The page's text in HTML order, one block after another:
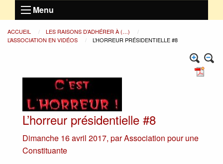
Menu
ACCUEIL
LES RAISONS D’ADHÉRER À (…)
L’ASSOCIATION EN VIDÉOS
L’HORREUR PRÉSIDENTIELLE #8
L’horreur présidentielle #8
Dimanche 16 avril 2017, parAssociation pour une
Constituante